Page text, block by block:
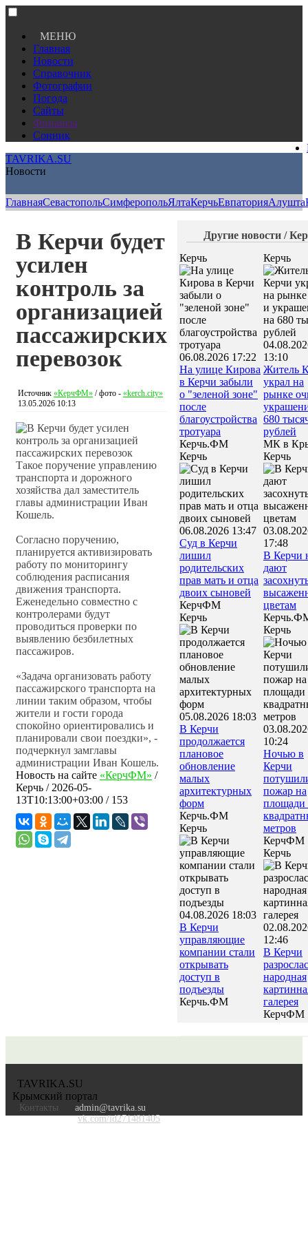
МЕНЮ
Главная
Новости
Справочник
Фотографии
Погода
Сайты
Финансы
Сонник
TAVRIKA.SU
Новости
ГлавнаяСевастопольСимферопольЯлтаКерчьЕвпаторияАлушта
В Керчи будет
усилен
контроль за
организацией
пассажирских
перевозок
Источник «КерчФМ» / фото - «kerch.city»
13.05.2026 10:13
Такое поручение управлению
транспорта и дорожного
хозяйства дал заместитель
главы администрации Иван
Кошель.
Согласно поручению,
планируется активизировать
работу по мониторингу
соблюдения расписания
движения транспорта.
Еженедельно совместно с
контролерами будут
проводиться проверки по
выявлению безбилетных
пассажиров.
«Задача организовать работу
пассажирского транспорта на
линии таким образом, чтобы
жители и гости города
спокойно ориентировались и
планировали свои поездки», -
подчеркнул замглавы
администрации Иван Кошель.
Новость на сайте «КерчФМ» /
Керчь / 2026-05-
13T10:13:00+03:00 / 153
Другие новости /
Керчь
06.08.2026 17:22
На улице Кирова
в Керчи забыли
о "зеленой зоне"
после
благоустройства
тротуара
Керчь.ФМ
Керчь
06.08.2026 13:47
Суд в Керчи
лишил
родительских
прав мать и отца
двоих сыновей
КерчФМ
Керчь
05.08.2026 18:03
В Керчи
продолжается
плановое
обновление
малых
архитектурных
форм
Керчь.ФМ
Керчь
04.08.2026 18:03
В Керчи
управляющие
компании стали
открывать
доступ в
подъезды
Керчь.ФМ
Керчь
13:10
Житель
украл на
рынке
680
рублей
МК в
Керчь
17:48
В Керчи
дают
цветам
Керчь
10:24
Ночью в
Керчи
пожар на
площади
метров
КерчФМ
Керчь
12:46
В Керчи
народная
галерея
КерчФМ
TAVRIKA.SU
Крымский портал
Контакты
admin@tavrika.su
vk.com/id271481405